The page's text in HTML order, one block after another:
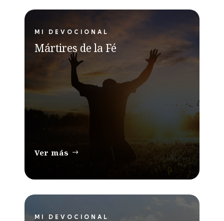
MI DEVOCIONAL
Mártires de la Fé
Ver más
MI DEVOCIONAL